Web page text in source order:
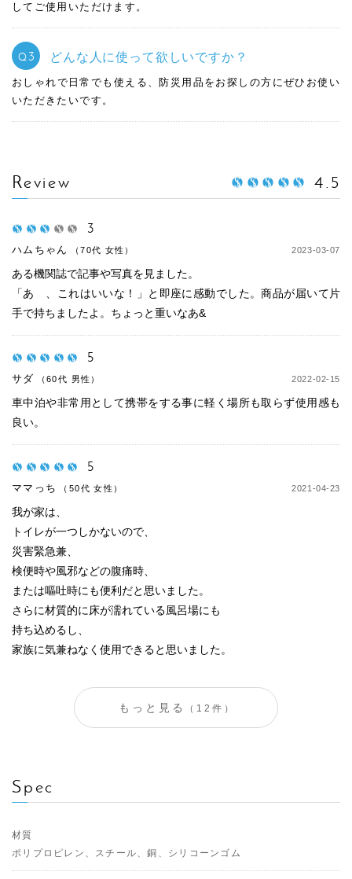
してご使用いただけます。
Q 3 どんな人に使って欲しいですか？
おしゃれで日常でも使える、防災用品をお探しの方にぜひお使い
いただきたいです。
Review 4.5
3
ハムちゃん （70代 女性） 2023-03-07
ある機関誌で記事や写真を見ました。
「あゝ、これはいいな！」と即座に感動でした。商品が届いて片
手で持ちましたよ。ちょっと重いなあ&
5
サダ （60代 男性） 2022-02-15
車中泊や非常用として携帯をする事に軽く場所も取らず使用感も
良い。
5
ママっち （50代 女性） 2021-04-23
我が家は、
トイレが一つしかないので、
災害緊急兼、
検便時や風邪などの腹痛時、
または嘔吐時にも便利だと思いました。
さらに材質的に床が濡れている風呂場にも
持ち込めるし、
家族に気兼ねなく使用できると思いました。
もっと見る （12件）
Spec
材質
ポリプロピレン、スチール、銅、シリコーンゴム